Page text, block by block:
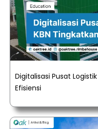
Digitalisasi Pusat
Efisiensi